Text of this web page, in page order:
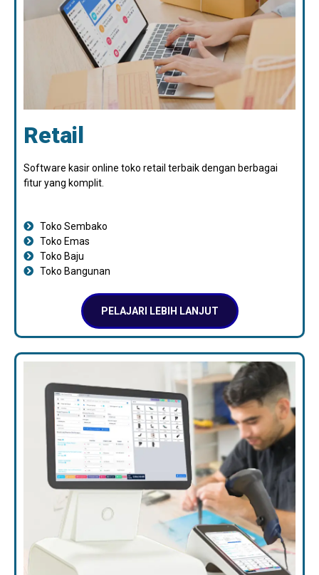
Retail
Software kasir online toko retail terbaik dengan berbagai
fitur yang komplit.
Toko Sembako
Toko Emas
Toko Baju
Toko Bangunan
PELAJARI LEBIH LANJUT